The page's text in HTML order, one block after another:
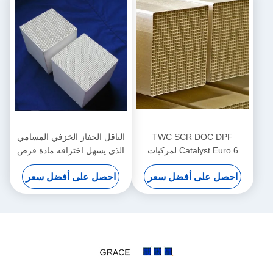
TWC SCR DOC DPF
Catalyst Euro 6 لمركبات
الديزل التجارية الثقيلة
احصل على أفضل سعر
الناقل الحفاز الخزفي المسامي
الذي يسهل اختراقه مادة قرص
العسل
احصل على أفضل سعر